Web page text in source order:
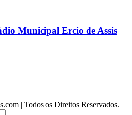
Municipal Ercio de Assis
| Todos os Direitos Reservados.